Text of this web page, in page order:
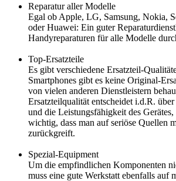
Reparatur aller Modelle
Egal ob Apple, LG, Samsung, Nokia,
oder Huawei: Ein guter
Handyreparaturen für alle Modelle
Top-Ersatzteile
Es gibt verschiedene Ersatzteil-
Smartphones gibt es keine Original-
von vielen anderen Dienstleistern
Ersatzteilqualität entscheidet i.d.R.
und die Leistungsfähigkeit des Gerätes,
wichtig, dass man auf seriöse Quellen
zurückgreift.
Spezial-Equipment
Um die empfindlichen Komponenten
muss eine gute Werkstatt ebenfalls auf